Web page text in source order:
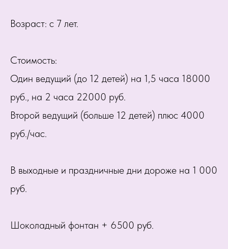
Возраст: с 7 лет.
Стоимость:
Один ведущий (до 12 детей) на 1,5 часа 18000
руб., на 2 часа 22000 руб.
Второй ведущий (больше 12 детей) плюс 4000
руб./час.
В выходные и праздничные дни дороже на 1 000
руб.
Шоколадный фонтан + 6500 руб.